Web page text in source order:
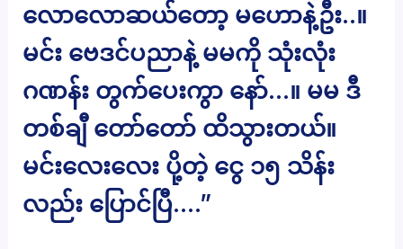
လောလောဆယ်တော့ မဟောနဲ့ဦး..။
မင်း ဗေဒင်ပညာနဲ့ မမကို သုံးလုံး
ဂဏန်း တွက်ပေးကွာ နော်…။ မမ ဒီ
တစ်ချီ တော်တော် ထိသွားတယ်။
မင်းလေးလေး ပို့တဲ့ ငွေ ၁၅ သိန်း
လည်း ပြောင်ပြီ….”